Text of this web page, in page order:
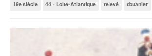
19e siècle 44 - Loire-Atlantique relevé douanier